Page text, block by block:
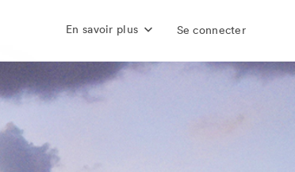
En savoir plus Se connecter